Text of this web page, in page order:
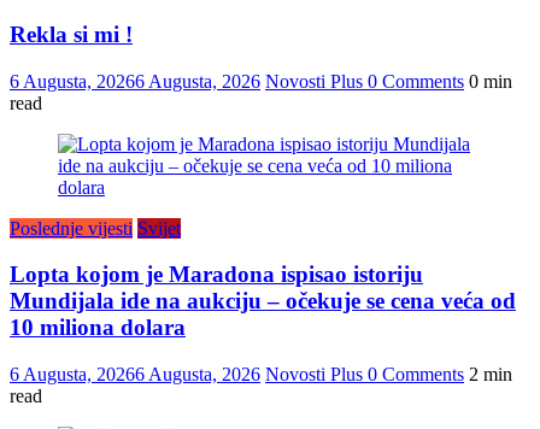
Rekla si mi !
6 Augusta, 20266 Augusta, 2026 Novosti Plus 0 Comments 0 min
read
Poslednje vijesti Svijet
Lopta kojom je Maradona ispisao istoriju
Mundijala ide na aukciju – očekuje se cena veća od
10 miliona dolara
6 Augusta, 20266 Augusta, 2026 Novosti Plus 0 Comments 2 min
read